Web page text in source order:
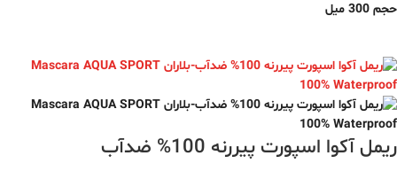
حجم 300 میل
ریمل آکوا اسپورت پیررنه 100% ضدآب